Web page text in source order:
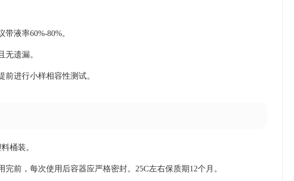
液率60%-80%。
遗漏。
进行小样相容性测试。
桶装。
前，每次使用后容器应严格密封。25C左右保质期12个月。